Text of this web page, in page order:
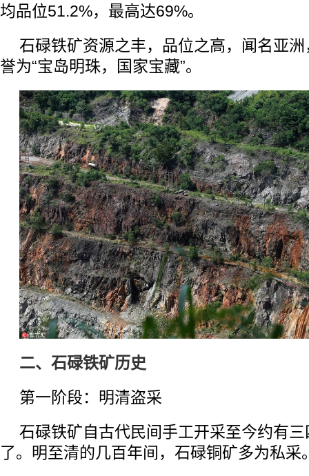
均品位51.2%，最高达69%。
石碌铁矿资源之丰，品位之高，闻名亚
誉为“宝岛明珠，国家宝藏”。
二、石碌铁矿历史
第一阶段：明清盗采
石碌铁矿自古代民间手工开采至今约有
了。明至清的几百年间，石碌铜矿多为私采